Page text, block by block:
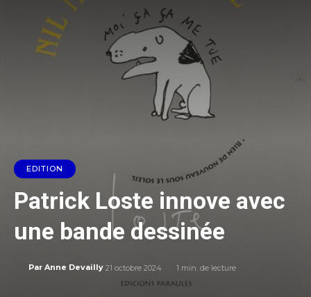
EDITION
Patrick Loste innove avec
une bande dessinée
Par Anne Devailly 21 octobre 2024 1 min. de lecture